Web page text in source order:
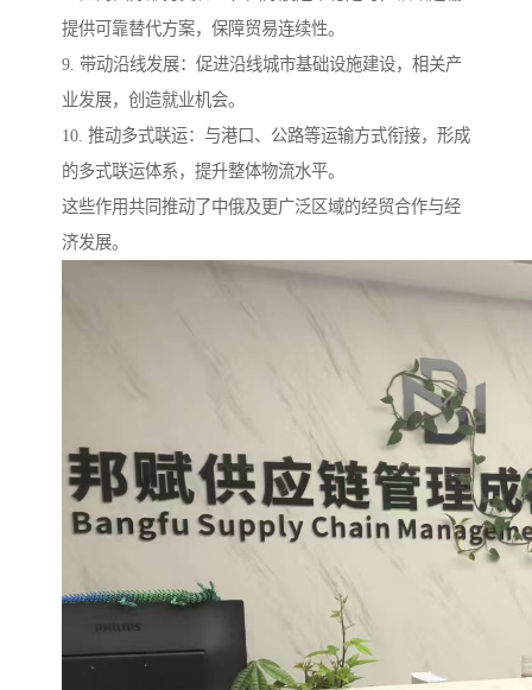
提供可靠替代方案，保障贸易连续性。
9. 带动沿线发展：促进沿线城市基础设施建设，相关产
业发展，创造就业机会。
10. 推动多式联运：与港口、公路等运输方式衔接，形成
的多式联运体系，提升整体物流水平。
这些作用共同推动了中俄及更广泛区域的经贸合作与经
济发展。